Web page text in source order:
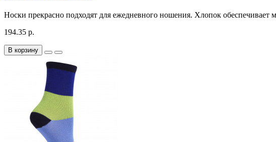
Носки прекрасно подходят для ежедневного ношения. Хлопок
194.35 р.
В корзину